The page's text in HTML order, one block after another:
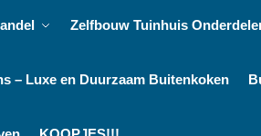
Zelfbouw Tuinhuis
– Luxe en Duurzaam Buitenkoken